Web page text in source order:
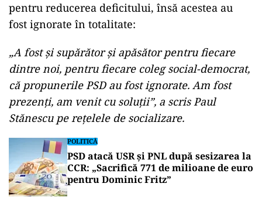
pentru reducerea deficitului, însă acestea au
fost ignorate în totalitate:
„A fost și supărător și apăsător pentru fiecare
dintre noi, pentru fiecare coleg social-democrat,
că propunerile PSD au fost ignorate. Am fost
prezenți, am venit cu soluții”, a scris Paul
Stănescu pe rețelele de socializare.
POLITICĂ
PSD atacă USR și PNL după sesizarea la
CCR: „Sacrifică 771 de milioane de euro
pentru Dominic Fritz”